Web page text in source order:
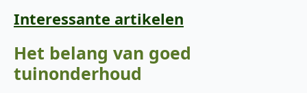
Interessante artikelen
Het belang van goed
tuinonderhoud